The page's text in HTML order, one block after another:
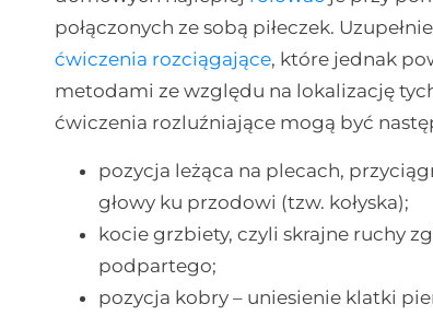
połączonych ze sobą piłeczek.
ćwiczenia rozciągające, które jednak
metodami ze względu na lokalizację
ćwiczenia rozluźniające mogą być
pozycja leżąca na plecach,
głowy ku przodowi (tzw. kołyska);
kocie grzbiety, czyli skrajne ruchy
podpartego;
pozycja kobry – uniesienie klatki